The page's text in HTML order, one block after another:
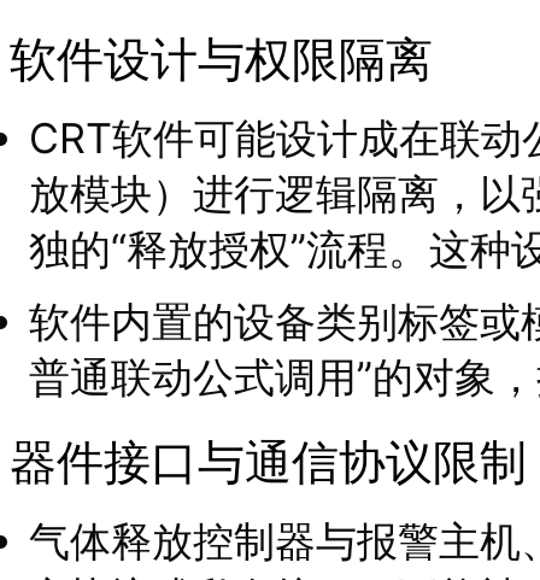
软件设计与权限隔离
CRT软件可能设计成在联
放模块）进行逻辑隔离，
独的“释放授权”流程。这种
软件内置的设备类别标签或
普通联动公式调用”的对象
器件接口与通信协议限制
气体释放控制器与报警主